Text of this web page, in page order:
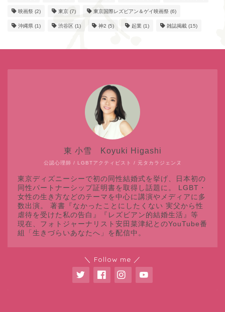
映画祭 (2) 東京 (7) 東京国際レズビアン＆ゲイ映画祭 (6)
沖縄県 (1) 渋谷区 (1) 神2 (5) 起業 (1) 雑誌掲載 (15)
公認心理師 / LGBTアクティビスト / 元タカラジェンヌ
東 小雪 Koyuki Higashi
東京ディズニーシーで初の同性結婚式を挙げ、日本初の
同性パートナーシップ証明書を取得し話題に。 LGBT・
女性の生き方などのテーマを中心に講演やメディアに多
数出演。 著書『なかったことにしたくない 実父から性
虐待を受けた私の告白』『レズビアン的結婚生活』等
現在、フォトジャーナリスト安田菜津紀とのYouTube番
組「生きづらいあなたへ」を配信中。
＼ Follow me ／